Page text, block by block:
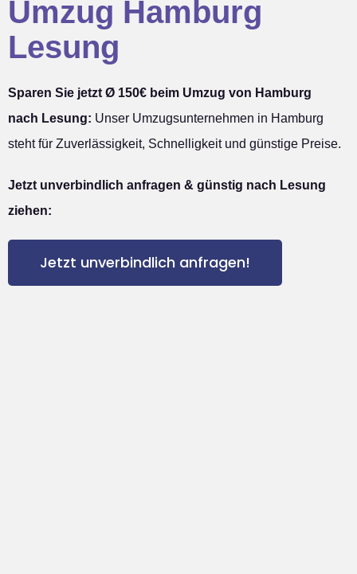
Umzug Hamburg
Lesung
Sparen Sie jetzt Ø 150€ beim Umzug von Hamburg
nach Lesung: Unser Umzugsunternehmen in Hamburg
steht für Zuverlässigkeit, Schnelligkeit und günstige Preise.
Jetzt unverbindlich anfragen & günstig nach Lesung
ziehen:
Jetzt unverbindlich anfragen!